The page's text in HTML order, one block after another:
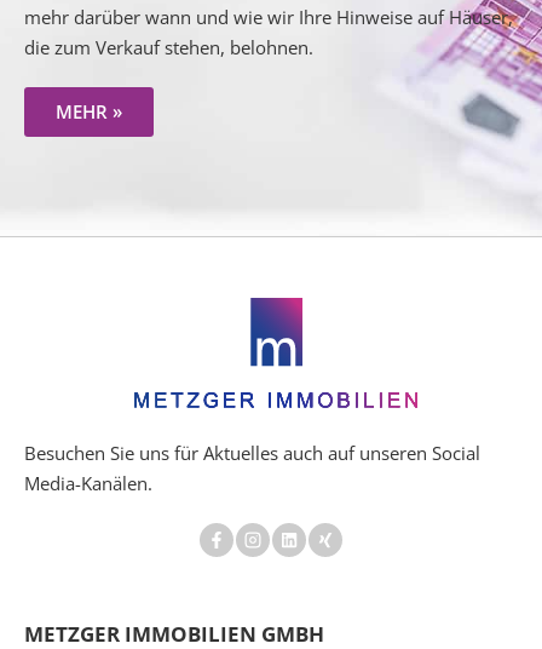
mehr darüber wann und wie wir Ihre Hinweise auf Häuser,
die zum Verkauf stehen, belohnen.
MEHR »
Besuchen Sie uns für Aktuelles auch auf unseren Social
Media-Kanälen.
METZGER IMMOBILIEN GMBH